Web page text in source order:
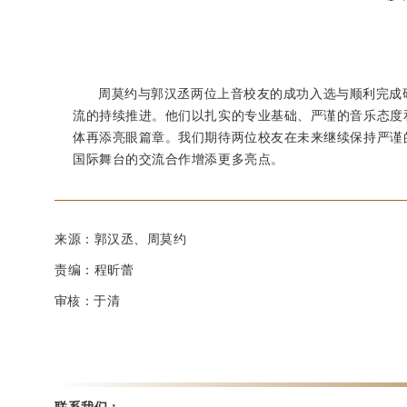
周莫约与郭汉丞两位上音校友的成功入选与顺利完
流的持续推进。他们以扎实的专业基础、严谨的音乐态
体再添亮眼篇章。我们期待两位校友在未来继续保持严
国际舞台的交流合作增添更多亮点。
来源： 郭汉丞、 周莫约
责编：程昕蕾
审核：于清